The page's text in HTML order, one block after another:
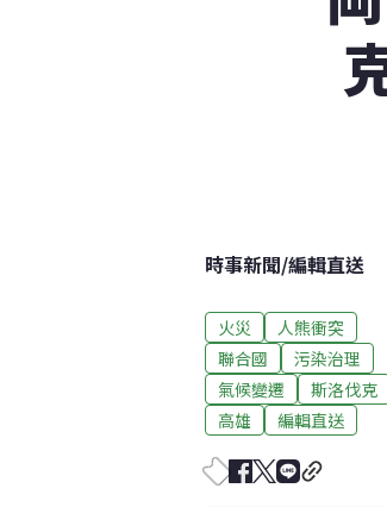
時事新聞/編輯直送
火災
人熊衝突
聯合國
污染治理
氣候變遷
斯洛伐克
高雄
編輯直送